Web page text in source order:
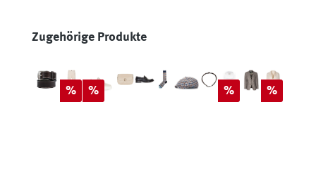
Produktgalerie überspringen
Zugehörige Produkte
Rabatt
% Rabatt
% Rabatt
% Rabatt
%